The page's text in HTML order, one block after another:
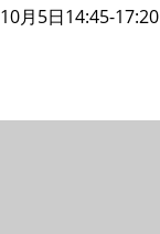
10月5日14:45-17:20